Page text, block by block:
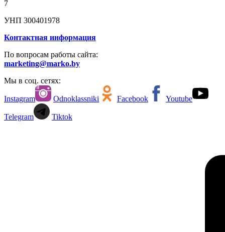
7
УНП 300401978
Контактная информация
По вопросам работы сайта:
marketing@marko.by
Мы в соц. сетях:
Instagram Odnoklassniki Facebook Youtube
Telegram Tiktok